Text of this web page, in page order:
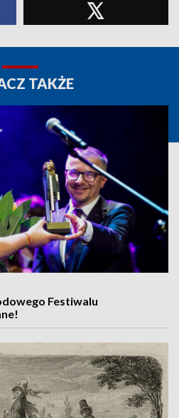
TAKŻE
Festiwalu